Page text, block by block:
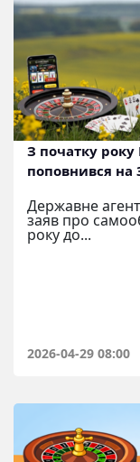
З початку
поповнився на
Державне
заяв про
року до...
2026-04-29 08:00